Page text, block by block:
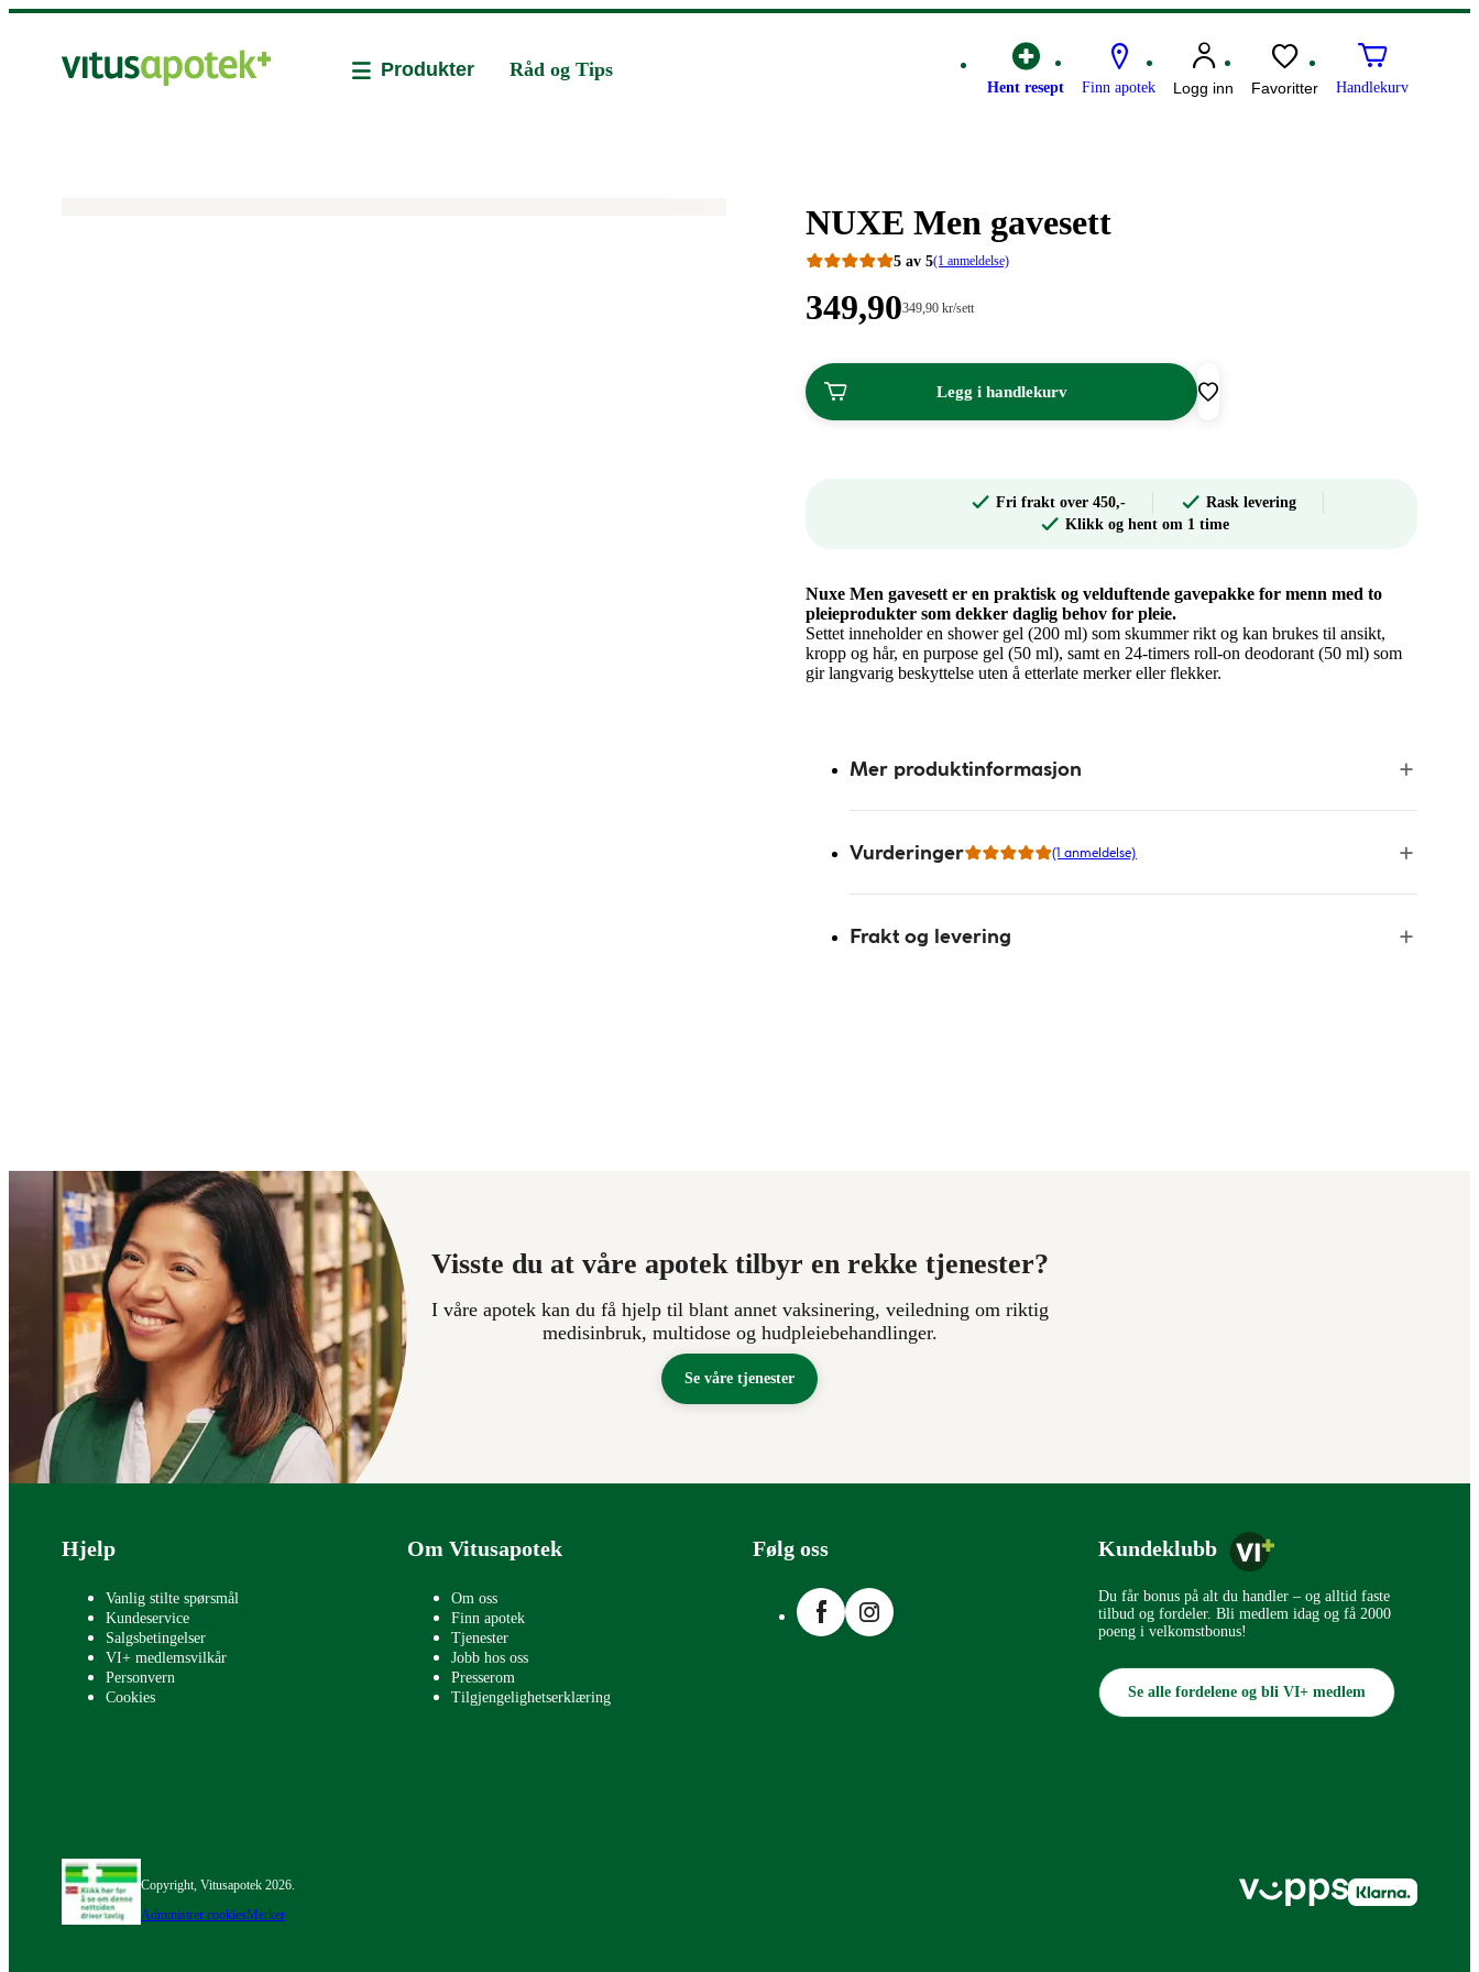
Hent resept Finn apotek Logg inn Favoritter Handlekurv
Produkter Råd og Tips
NUXE Men gavesett
5 av 5(1 anmeldelse)
Pris:
kroner.
349,90Stykkpris:
349,90 kr/sett
Legg i handlekurv
Fri frakt over 450,-
Rask levering
Klikk og hent om 1 time
Nuxe Men gavesett er en praktisk og velduftende gavepakke for menn med to
pleieprodukter som dekker daglig behov for pleie.
Settet inneholder en shower gel (200 ml) som skummer rikt og kan brukes til ansikt,
kropp og hår, en purpose gel (50 ml), samt en 24-timers roll-on deodorant (50 ml) som
gir langvarig beskyttelse uten å etterlate merker eller flekker.​
Mer produktinformasjon
Vurderinger (1 anmeldelse)
Frakt og levering
Visste du at våre apotek tilbyr en rekke tjenester?
I våre apotek kan du få hjelp til blant annet vaksinering, veiledning om riktig
medisinbruk, multidose og hudpleiebehandlinger.
Se våre tjenester
Bunntekst
Hjelp
Vanlig stilte spørsmål
Kundeservice
Salgsbetingelser
VI+ medlemsvilkår
Personvern
Cookies
Om Vitusapotek
Om oss
Finn apotek
Tjenester
Jobb hos oss
Presserom
Tilgjengelighetserklæring
Følg oss
FacebookInstagram
Kundeklubb
Du får bonus på alt du handler – og alltid faste
tilbud og fordeler. Bli medlem idag og få 2000
poeng i velkomstbonus!
Se alle fordelene og bli VI+ medlem
Copyright, Vitusapotek 2026.
Administrer cookiesMerker